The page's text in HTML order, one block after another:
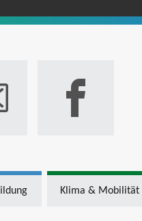
Klima & Mobilität